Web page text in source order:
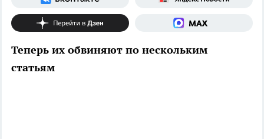
Теперь их обвиняют по нескольким
статьям